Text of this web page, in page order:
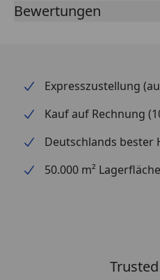
Bewertungen
Expresszustellung
Kauf auf Rechnung
Deutschlands bester
50.000 m² Lagerfläche